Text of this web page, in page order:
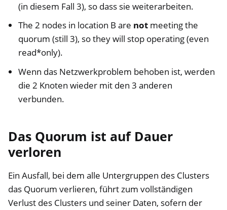
(in diesem Fall 3), so dass sie weiterarbeiten.
The 2 nodes in location B are not meeting the
quorum (still 3), so they will stop operating (even
read*only).
Wenn das Netzwerkproblem behoben ist, werden
die 2 Knoten wieder mit den 3 anderen
verbunden.
Das Quorum ist auf Dauer
verloren
Ein Ausfall, bei dem alle Untergruppen des Clusters
das Quorum verlieren, führt zum vollständigen
Verlust des Clusters und seiner Daten, sofern der